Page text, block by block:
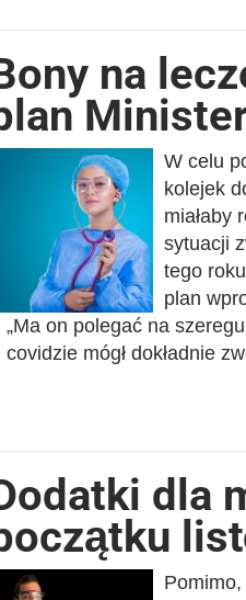
na
W celu
kolejek
miałaby
sytuacji
tego
plan
„Ma on polegać na
covidzie mógł dokładnie
dla